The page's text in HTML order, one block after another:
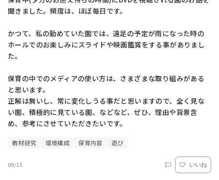
聞きました。頻度は、ほぼ毎日です。
かつて、私の勤めていた園では、遠足の予定が雨になった時の
ホールでのお楽しみにスライドや映画鑑賞をする事がありまし
た。
保育の中でのメディアの使い方は、さまざまな取り組みがある
と思います。
正解は無いし、常に変化しうる事だと思いますので、全く見な
い園、積極的に見ている園、などなど、ぜひ、理由や背景含
め、参考にさせていただきたいです。
教材研究 環境構成 保育内容 遊び
09/15 いいね